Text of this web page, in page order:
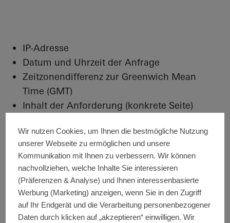
IP-Adresse
Datum und Uhrzeit der Anfrage
Zeitzonendifferenz zur Greenwich Mean
Time (GMT)
Inhalt der Anforderung (konkrete Seite)
jeweils übertragene Datenmenge
Website, von der die Anforderung kommt
Browser
Betriebssystem und dessen Oberfläche
Sprache und Version der Browsersoftware
Wir nutzen Cookies, um Ihnen die bestmögliche Nutzung
unserer Webseite zu ermöglichen und unsere
Kommunikation mit Ihnen zu verbessern. Wir können
nachvollziehen, welche Inhalte Sie interessieren
(Präferenzen & Analyse) und Ihnen interessenbasierte
Werbung (Marketing) anzeigen, wenn Sie in den Zugriff
auf Ihr Endgerät und die Verarbeitung personenbezogener
Daten durch klicken auf „akzeptieren“ einwilligen. Wir